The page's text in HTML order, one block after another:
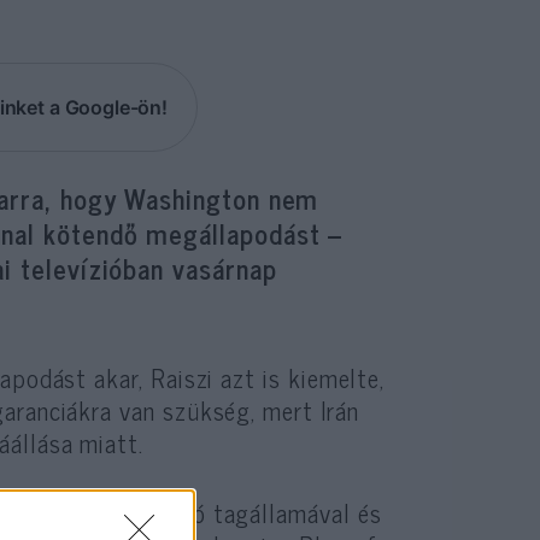
a Google-ön!
hogy Washington nem
kötendő megállapodást –
televízióban vasárnap
akar, Raiszi azt is kiemelte,
van szükség, mert Irán
miatt.
öt állandó tagállamával és